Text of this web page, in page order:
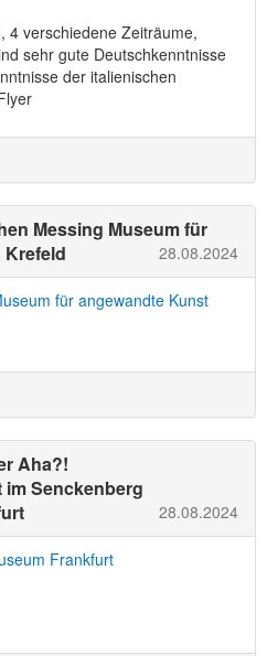
4 verschiedene Zeiträume,
sehr gute Deutschkenntnisse
der italienischen
Messing Museum für
28.08.2024
für angewandte Kunst
Aha?!
Senckenberg
28.08.2024
Frankfurt